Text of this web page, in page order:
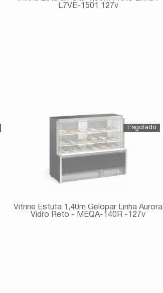
L7VE-1501 127v
Vitrine Estufa 1,40m Gelopar Linha Aurora
Vidro Reto - MEQA-140R -127v